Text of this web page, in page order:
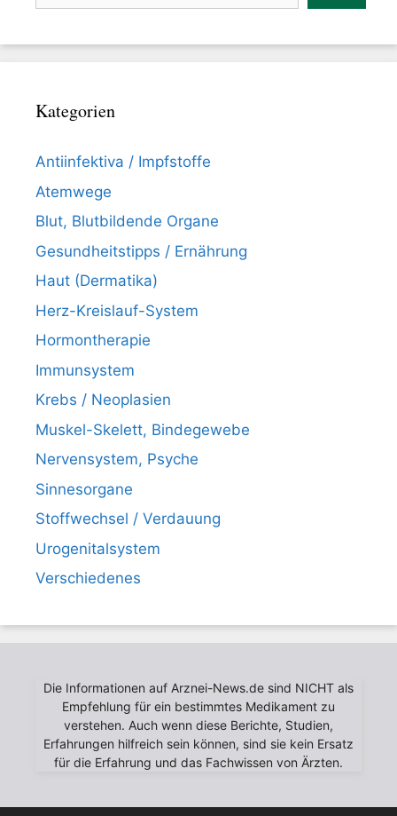
Kategorien
Antiinfektiva / Impfstoffe
Atemwege
Blut, Blutbildende Organe
Gesundheitstipps / Ernährung
Haut (Dermatika)
Herz-Kreislauf-System
Hormontherapie
Immunsystem
Krebs / Neoplasien
Muskel-Skelett, Bindegewebe
Nervensystem, Psyche
Sinnesorgane
Stoffwechsel / Verdauung
Urogenitalsystem
Verschiedenes
Die Informationen auf Arznei-News.de sind NICHT als
Empfehlung für ein bestimmtes Medikament zu
verstehen. Auch wenn diese Berichte, Studien,
Erfahrungen hilfreich sein können, sind sie kein Ersatz
für die Erfahrung und das Fachwissen von Ärzten.